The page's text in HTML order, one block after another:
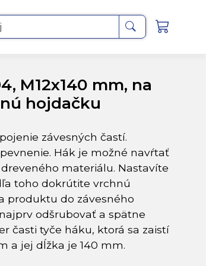
M12x140 mm, na
hojdačku
závesných častí.
Hák je možné navŕtať
materiálu. Nastavíte
toho dokrútite vrchnú
produktu do závesného
odšrubovať a spätne
časti tyče háku, ktorá sa zaistí
a jej dĺžka je 140 mm.